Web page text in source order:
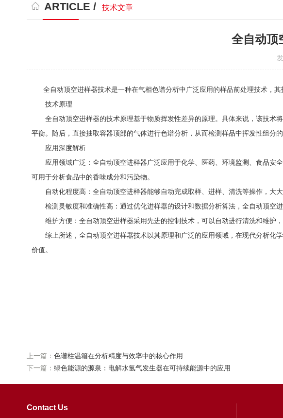
ARTICLE / 技术文章
全自动顶
全自动顶空进样器技术是一种在气相色谱分析中广泛应用的样品前处理技术，其
技术原理
全自动顶空进样器的技术原理基于物质挥发性差异的原理。具体来说，该技术
平衡。随后，直接抽取容器顶部的气体进行色谱分析，从而检测样品中挥发性组分
应用深度解析
应用领域广泛：全自动顶空进样器广泛应用于化学、医药、环境监测、食品安
可用于分析食品中的香味成分和污染物。
自动化程度高：全自动顶空进样器能够自动完成取样、进样、清洗等操作，大大
检测灵敏度和准确性高：通过优化进样器的设计和数据分析算法，全自动顶空进
维护方便：全自动顶空进样器采用先进的控制技术，可以自动进行清洗和维护，
综上所述，全自动顶空进样器技术以其原理和广泛的应用领域，在现代分析化
价值。
上一篇： 色谱柱温箱在分析精度与效率中的核心作用
下一篇： 绿色能源的源泉：电解水氢气发生器在可持续能源中的应用
Contact Us